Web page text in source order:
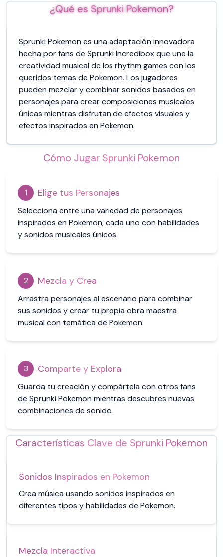
¿Qué es Sprunki Pokemon?
Sprunki Pokemon es una adaptación innovadora
hecha por fans de Sprunki Incredibox que une la
creatividad musical de los rhythm games con los
queridos temas de Pokemon. Los jugadores
pueden mezclar y combinar sonidos basados en
personajes para crear composiciones musicales
únicas mientras disfrutan de efectos visuales y
efectos inspirados en Pokemon.
Cómo Jugar Sprunki Pokemon
1 Elige tus Personajes
Selecciona entre una variedad de personajes
inspirados en Pokemon, cada uno con habilidades
y sonidos musicales únicos.
2 Mezcla y Crea
Arrastra personajes al escenario para combinar
sus sonidos y crear tu propia obra maestra
musical con temática de Pokemon.
3 Comparte y Explora
Guarda tu creación y compártela con otros fans
de Sprunki Pokemon mientras descubres nuevas
combinaciones de sonido.
Características Clave de Sprunki Pokemon
Sonidos Inspirados en Pokemon
Crea música usando sonidos inspirados en
diferentes tipos y habilidades de Pokemon.
Mezcla Interactiva